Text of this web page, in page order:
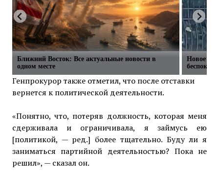
Ближний Восток: Все актуальные новости в
одном месте
Новое
Генпрокурор также отметил, что после отставки
вернется к политической деятельности.
«Понятно, что, потеряв должность, которая меня
сдерживала и ограничивала, я займусь ею
[политикой, — ред.] более тщательно. Буду ли я
заниматься партийной деятельностью? Пока не
решил», — сказал он.